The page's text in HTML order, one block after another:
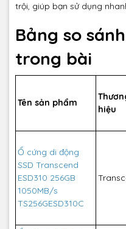
trội, giúp bạn sử dụng
Bảng so
trong bài
Tên sản phẩm
hiệu
Ổ cứng di động
SSD Transcend
ESD310 256GB
1050MB/s
TS256GESD310C